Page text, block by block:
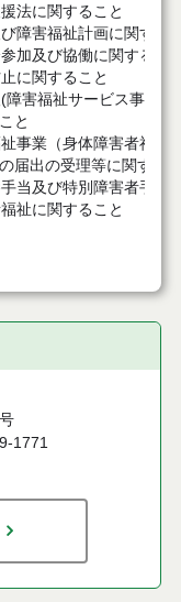
法に関すること
障害福祉計画に関する
加及び協働に関するこ
に関すること
害福祉サービス事業等
と
事業（身体障害者福祉
届出の受理等に関する
当及び特別障害者手当
祉に関すること
1771